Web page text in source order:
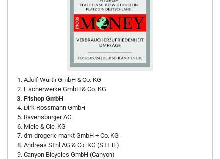
Adolf Würth GmbH & Co. KG
Fischerwerke GmbH & Co. KG
Fitshop GmbH
Dirk Rossmann GmbH
Ravensburger AG
Miele & Cie. KG
dm-drogerie markt GmbH + Co. KG
Andreas Stihl AG & Co. KG (STIHL)
Canyon Bicycles GmbH (Canyon)